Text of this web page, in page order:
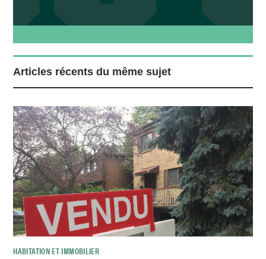
Articles récents du même sujet
HABITATION ET IMMOBILIER